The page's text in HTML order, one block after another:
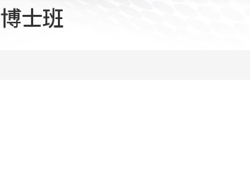
博士班